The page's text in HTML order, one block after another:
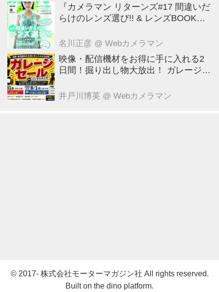
『カメラマン リターンズ#17 間違いだ
らけのレンズ選び!! & レンズBOOK
名川正彦 @ Webカメラマン
映像・配信機材をお得に手に入れる2
日間！掘り出し物大放出！ ガレージセ
区） 7月31日～8月1日
井戸川博英 @ Webカメラマン
© 2017- 株式会社モーターマガジン社 All rights reserved.
Built on the dino platform.